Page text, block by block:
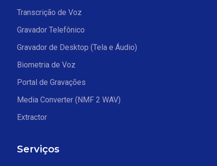
Transcrição de Voz
Gravador Telefônico
Gravador de Desktop (Tela e Áudio)
Biometria de Voz
Portal de Gravações
Media Converter (NMF 2 WAV)
Extractor
Serviços